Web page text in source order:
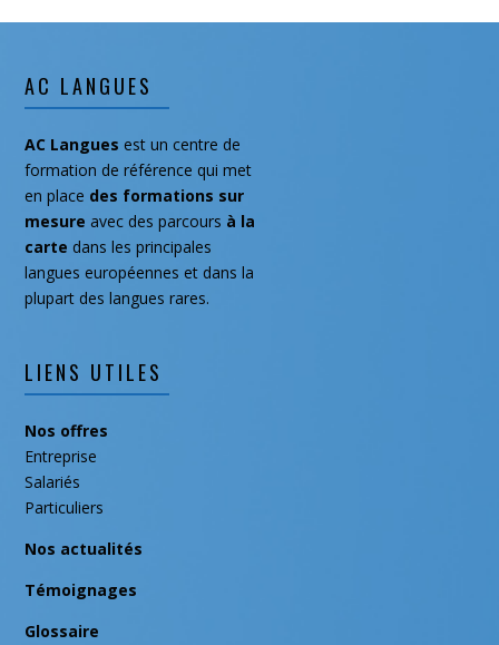
juillet 2019
mai 2019
février 2019
janvier 2019
novembre 2018
septembre 2018
mai 2018
avril 2018
mars 2018
février 2018
janvier 2018
août 2016
AC LANGUES
AC Langues est un centre de
formation de référence qui met
en place des formations sur
mesureavec des parcours à la
cartedans les principales
langues européennes et dans la
plupart des langues rares.
LIENS UTILES
Nos offres
Entreprise
Salariés
Particuliers
Nos actualités
Témoignages
Glossaire